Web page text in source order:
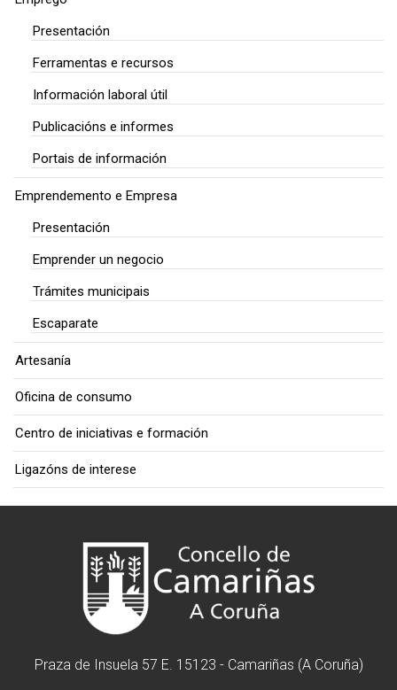
Presentación
Ferramentas e recursos
Información laboral útil
Publicacións e informes
Portais de información
Emprendemento e Empresa
Presentación
Emprender un negocio
Trámites municipais
Escaparate
Artesanía
Oficina de consumo
Centro de iniciativas e formación
Ligazóns de interese
Praza de Insuela 57 E. 15123 - Camariñas (A Coruña)